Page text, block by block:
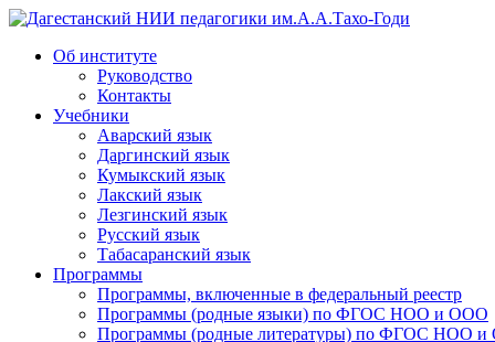
Дагестанский НИИ педагогики им.А.А.Тахо-Годи
Об институте
Руководство
Контакты
Учебники
Аварский язык
Даргинский язык
Кумыкский язык
Лакский язык
Лезгинский язык
Русский язык
Табасаранский язык
Программы
Программы, включенные в федеральный реестр
Программы (родные языки) по ФГОС НОО и ООО
Программы (родные литературы) по ФГОС НОО